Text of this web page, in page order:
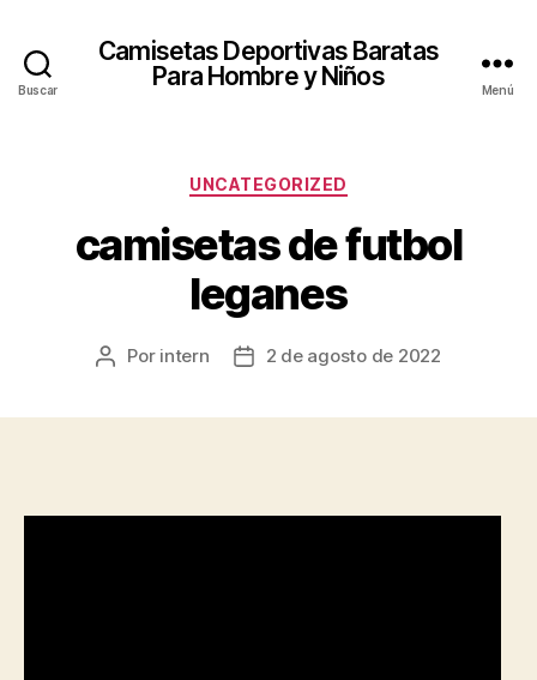
Buscar
Camisetas Deportivas Baratas
Para Hombre y Niños
Menú
Categorías
UNCATEGORIZED
camisetas de futbol
leganes
Autor
Por intern
Fecha2 de agosto de 2022